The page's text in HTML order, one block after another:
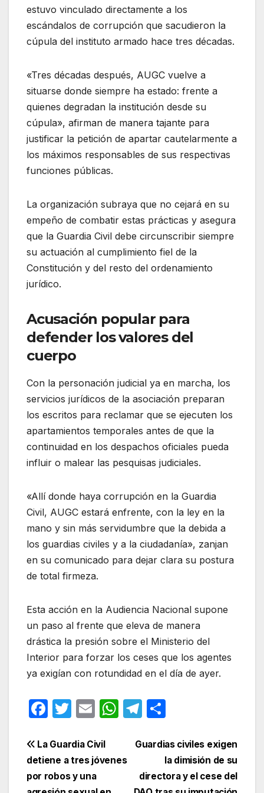
estuvo vinculado directamente a los
escándalos de corrupción que sacudieron la
cúpula del instituto armado hace tres décadas.
«Tres décadas después, AUGC vuelve a
situarse donde siempre ha estado: frente a
quienes degradan la institución desde su
cúpula», afirman de manera tajante para
justificar la petición de apartar cautelarmente a
los máximos responsables de sus respectivas
funciones públicas.
La organización subraya que no cejará en su
empeño de combatir estas prácticas y asegura
que la Guardia Civil debe circunscribir siempre
su actuación al cumplimiento fiel de la
Constitución y del resto del ordenamiento
jurídico.
Acusación popular para
defender los valores del
cuerpo
Con la personación judicial ya en marcha, los
servicios jurídicos de la asociación preparan
los escritos para reclamar que se ejecuten los
apartamientos temporales antes de que la
continuidad en los despachos oficiales pueda
influir o malear las pesquisas judiciales.
«Allí donde haya corrupción en la Guardia
Civil, AUGC estará enfrente, con la ley en la
mano y sin más servidumbre que la debida a
los guardias civiles y a la ciudadanía», zanjan
en su comunicado para dejar clara su postura
de total firmeza.
Esta acción en la Audiencia Nacional supone
un paso al frente que eleva de manera
drástica la presión sobre el Ministerio del
Interior para forzar los ceses que los agentes
ya exigían con rotundidad en el día de ayer.
F
c
e
b
T
itt
er
E
ail
W
s
T
e
a
m
p
ar
Navegación
de
Guardias civiles exigen
la dimisión de su
directora y el cese del
La Guardia Civil
detiene a tres jóvenes
por robos y una